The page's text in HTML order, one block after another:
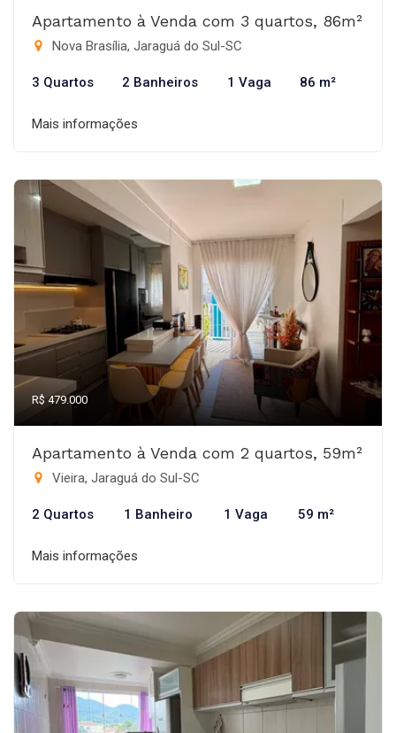
Apartamento à Venda com 3 quartos, 86m²
Nova Brasília, Jaraguá do Sul-SC
3 Quartos 2 Banheiros 1 Vaga 86 m²
Mais informações
R$ 479.000
Apartamento à Venda com 2 quartos, 59m²
Vieira, Jaraguá do Sul-SC
2 Quartos 1 Banheiro 1 Vaga 59 m²
Mais informações